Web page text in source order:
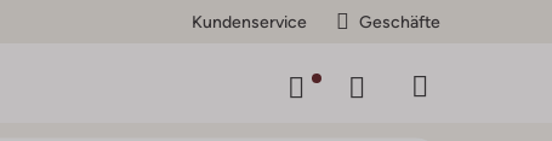
Kundenservice Geschäfte